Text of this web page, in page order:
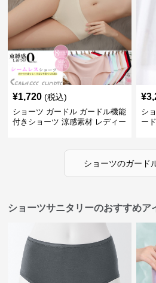
¥1,720 (税込)
ショーツ ガードル ガードル機能
付きショーツ 涼感素材 レディー
¥
シ
ー
ショーツのガード
ショーツサニタリーのおすすめア